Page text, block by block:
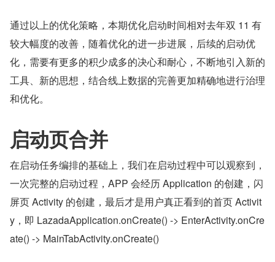
通过以上的优化策略，本期优化启动时间相对去年双 11 有
较大幅度的改善，随着优化的进一步进展，后续的启动优
化，需要有更多的积少成多的决心和耐心，不断地引入新的
工具、新的思想，结合线上数据的完善更加精确地进行治理
和优化。
启动页合并
在启动任务编排的基础上，我们在启动过程中可以观察到，
一次完整的启动过程，APP 会经历 Application 的创建，闪
屏页 Activity 的创建，最后才是用户真正看到的首页 Activit
y，即 LazadaApplication.onCreate() -> EnterActivity.onCre
ate() -> MainTabActivity.onCreate()